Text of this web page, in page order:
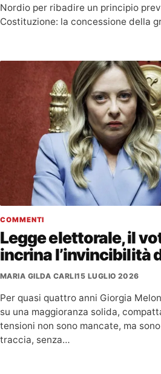
Nordio per ribadire un principio
Costituzione: la concessione della
COMMENTI
Legge elettorale, il
incrina l’invincibilità
MARIA GILDA CARLI15 LUGLIO 2026
Per quasi quattro anni Giorgia
su una maggioranza solida,
tensioni non sono mancate, ma
traccia, senza…